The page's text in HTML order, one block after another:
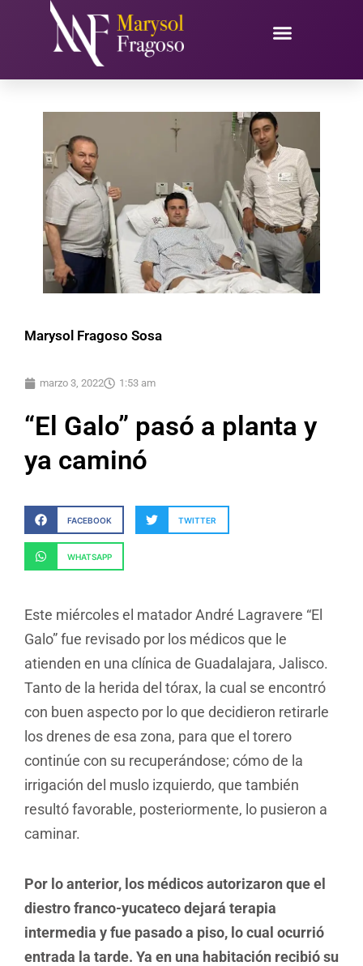
contenido
Marysol Fragoso Sosa
marzo 3, 2022 1:53 am
“El Galo” pasó a planta y
ya caminó
FACEBOOK TWITTER
WHATSAPP
Este miércoles el matador André Lagravere “El
Galo” fue revisado por los médicos que le
atienden en una clínica de Guadalajara, Jalisco.
Tanto de la herida del tórax, la cual se encontró
con buen aspecto por lo que decidieron retirarle
los drenes de esa zona, para que el torero
continúe con su recuperándose; cómo de la
irrigación del muslo izquierdo, que también
resultó favorable, posteriormente, lo pusieron a
caminar.
Por lo anterior, los médicos autorizaron que el
diestro franco-yucateco dejará terapia
intermedia y fue pasado a piso, lo cual ocurrió
entrada la tarde. Ya en una habitación recibió su